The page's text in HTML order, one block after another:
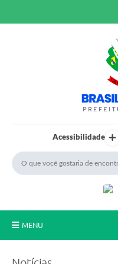
Acessibilidade
MENU